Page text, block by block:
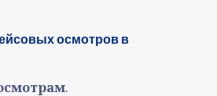
осмотров в
.